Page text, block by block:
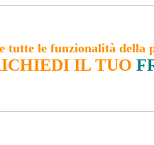
tutte le funzionalità della
IL TUO